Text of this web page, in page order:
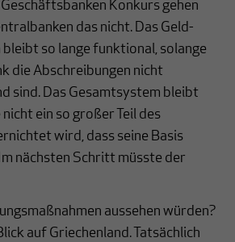
Konkurs gehen
das nicht. Das Geld-
so lange funktional, solange
die Abschreibungen nicht
sind. Das Gesamtsystem bleibt
ein so großer Teil des
wird, dass seine Basis
nächsten Schritt müsste der
aussehen würden?
auf Griechenland. Tatsächlich